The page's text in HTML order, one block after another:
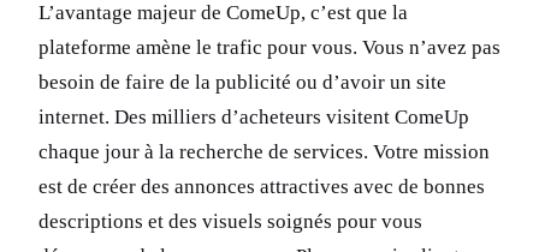
L’avantage majeur de ComeUp, c’est que la
plateforme amène le trafic pour vous. Vous n’avez pas
besoin de faire de la publicité ou d’avoir un site
internet. Des milliers d’acheteurs visitent ComeUp
chaque jour à la recherche de services. Votre mission
est de créer des annonces attractives avec de bonnes
descriptions et des visuels soignés pour vous